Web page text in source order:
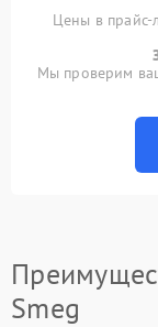
Цены в прайс-
Мы проверим
Smeg